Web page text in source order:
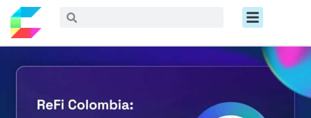
contenido
Buscar Menú